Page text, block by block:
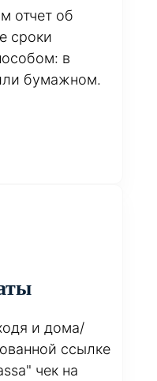
отчет об
сроки
в
бумажном.
и дома/
ссылке
чек на